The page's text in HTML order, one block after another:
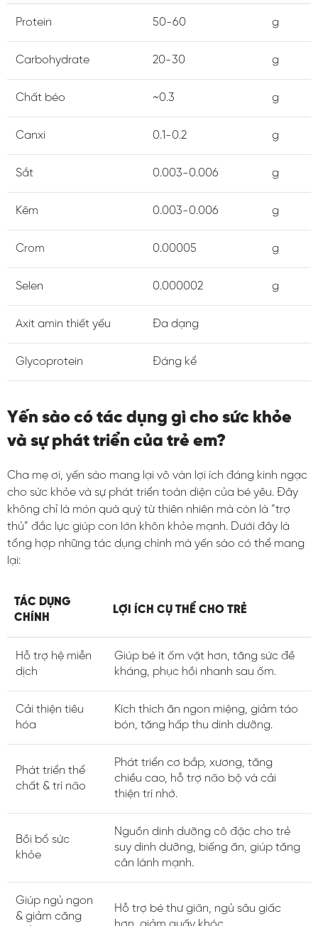
Protein 50-60 g
Carbohydrate 20-30 g
Chất béo ~0.3 g
Canxi 0.1-0.2 g
Sắt 0.003-0.006 g
Kẽm 0.003-0.006 g
Crom 0.00005 g
Selen 0.000002 g
Axit amin thiết yếu Đa dạng
Glycoprotein Đáng kể
Yến sào có tác dụng gì cho sức khỏe
và sự phát triển của trẻ em?
Cha mẹ ơi, yến sào mang lại vô vàn lợi ích đáng kinh ngạc
cho sức khỏe và sự phát triển toàn diện của bé yêu. Đây
không chỉ là món quà quý từ thiên nhiên mà còn là “trợ
thủ” đắc lực giúp con lớn khôn khỏe mạnh. Dưới đây là
tổng hợp những tác dụng chính mà yến sào có thể mang
lại:
TÁC DỤNG
CHÍNH
LỢI ÍCH CỤ THỂ CHO TRẺ
Hỗ trợ hệ miễn
dịch
Giúp bé ít ốm vặt hơn, tăng sức đề
kháng, phục hồi nhanh sau ốm.
Cải thiện tiêu
hóa
Kích thích ăn ngon miệng, giảm táo
bón, tăng hấp thu dinh dưỡng.
Phát triển thể
chất & trí não
Phát triển cơ bắp, xương, tăng
chiều cao, hỗ trợ não bộ và cải
thiện trí nhớ.
Bồi bổ sức
khỏe
Nguồn dinh dưỡng cô đặc cho trẻ
suy dinh dưỡng, biếng ăn, giúp tăng
cân lành mạnh.
Giúp ngủ ngon
& giảm căng
Hỗ trợ bé thư giãn, ngủ sâu giấc